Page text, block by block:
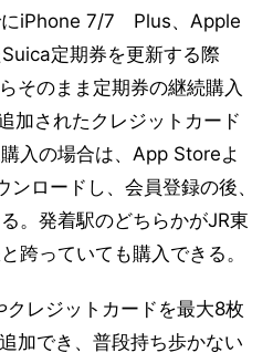
にiPhone 7/7 Plus、Apple
定期券を更新する際
そのまま定期券の継続購入
加されたクレジットカード
入の場合は、App Storeよ
ンロードし、会員登録の後、
。発着駅のどちらかがJR東
跨っていても購入できる。
レジットカードを最大8枚
加でき、普段持ち歩かない